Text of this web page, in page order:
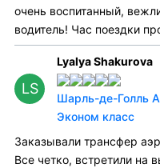
очень воспитанный,
водитель! Час поездки
LS
Lyalya Shakurova
Шарль-де-Голль
Эконом класс
Заказывали трансфер
Все четко, встретили на